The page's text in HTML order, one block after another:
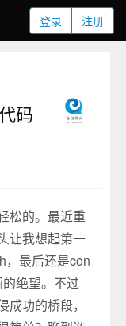
登录 注册
码
松的。最近重
让我想起第一
最后还是con
绝望。不过
功的桥段，